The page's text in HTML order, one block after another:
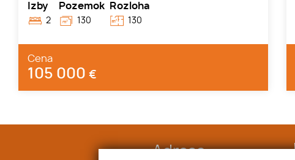
Izby
2
Pozemok
130
Rozloha
130
Cena
105 000 €
Adresa